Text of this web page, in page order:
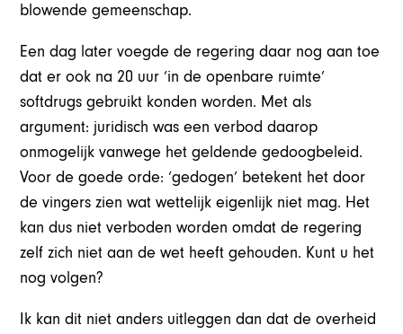
blowende gemeenschap.
Een dag later voegde de regering daar nog aan toe
dat er ook na 20 uur ‘in de openbare ruimte’
softdrugs gebruikt konden worden. Met als
argument: juridisch was een verbod daarop
onmogelijk vanwege het geldende gedoogbeleid.
Voor de goede orde: ‘gedogen’ betekent het door
de vingers zien wat wettelijk eigenlijk niet mag. Het
kan dus niet verboden worden omdat de regering
zelf zich niet aan de wet heeft gehouden. Kunt u het
nog volgen?
Ik kan dit niet anders uitleggen dan dat de overheid